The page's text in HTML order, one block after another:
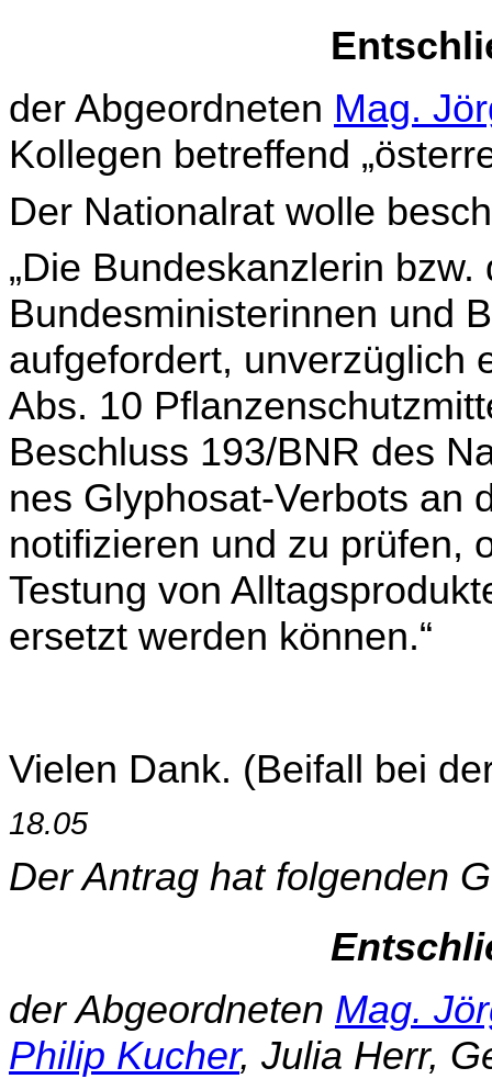
der Abgeordneten Mag.
Kollegen betreffend
Der Nationalrat wolle
„Die Bundeskanzlerin
Bundesministerinnen und
aufgefordert, unverzüglich
Abs. 10
Beschluss 193/BNR des
nes Glyphosat-Verbots an
notifizieren und zu prüfen,
Testung von
ersetzt werden können.“
Vielen Dank. (Beifall bei
18.05
Der Antrag hat folgenden
der Abgeordneten Mag.
Philip Kucher, Julia Herr,